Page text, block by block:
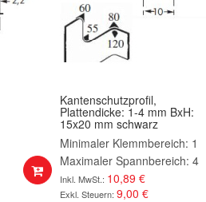
Kantenschutzprofil,
Plattendicke: 1-4 mm BxH:
15x20 mm schwarz
Minimaler Klemmbereich: 1
Maximaler Spannbereich: 4
10,89 €
9,00 €